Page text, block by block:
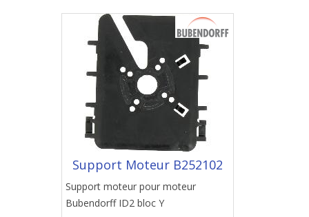
Support Moteur B252102
Support moteur pour moteur
Bubendorff ID2 bloc Y